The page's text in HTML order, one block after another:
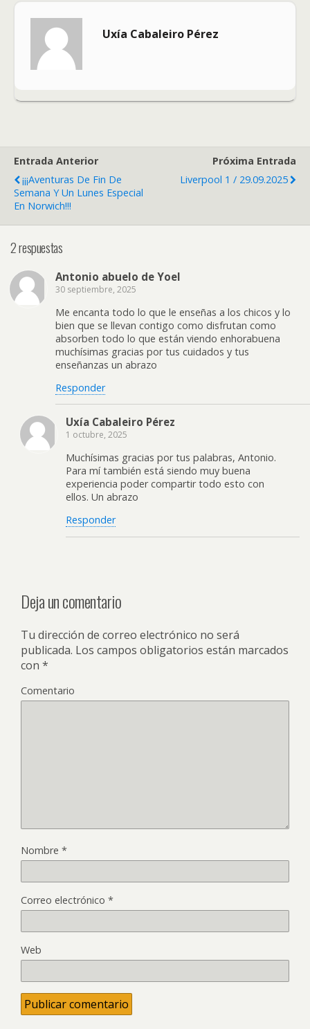
Uxía Cabaleiro Pérez
Entrada Anterior
¡¡¡Aventuras De Fin De
Semana Y Un Lunes Especial
En Norwich!!!
Próxima Entrada
Liverpool 1 / 29.09.2025
2 respuestas
Antonio abuelo de Yoel
30 septiembre, 2025
Me encanta todo lo que le enseñas a los chicos y lo
bien que se llevan contigo como disfrutan como
absorben todo lo que están viendo enhorabuena
muchísimas gracias por tus cuidados y tus
enseñanzas un abrazo
Responder
Uxía Cabaleiro Pérez
1 octubre, 2025
Muchísimas gracias por tus palabras, Antonio.
Para mí también está siendo muy buena
experiencia poder compartir todo esto con
ellos. Un abrazo
Responder
Deja un comentario
Tu dirección de correo electrónico no será
publicada. Los campos obligatorios están marcados
con *
Comentario
Nombre *
Correo electrónico *
Web